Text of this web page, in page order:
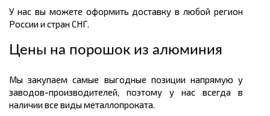
У нас вы можете оформить доставку в любой регион
России и стран СНГ.
Цены на порошок из алюминия
Мы закупаем самые выгодные позиции напрямую у
заводов-производителей, поэтому у нас всегда в
наличии все виды металлопроката.